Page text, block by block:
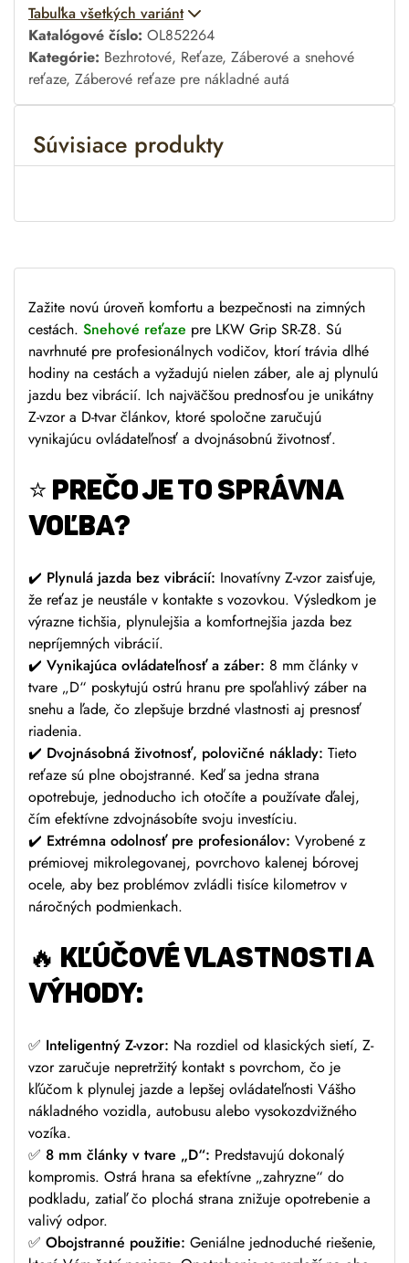
A
l
t
e
r
a
t
Tabuľka všetkých variánt
Katalógové číslo: OL852264
Kategórie: Bezhrotové, Reťaze, Záberové a snehové
reťaze, Záberové reťaze pre nákladné autá
Súvisiace produkty
Zažite novú úroveň komfortu a bezpečnosti na zimných
cestách. Snehové reťaze pre LKW Grip SR-Z8. Sú
navrhnuté pre profesionálnych vodičov, ktorí trávia dlhé
hodiny na cestách a vyžadujú nielen záber, ale aj plynulú
jazdu bez vibrácií. Ich najväčšou prednosťou je unikátny
Z-vzor a D-tvar článkov, ktoré spoločne zaručujú
vynikajúcu ovládateľnosť a dvojnásobnú životnosť.
⭐PREČO JE TO SPRÁVNA
VOĽBA?
✔️ Plynulá jazda bez vibrácií: Inovatívny Z-vzor zaisťuje,
že reťaz je neustále v kontakte s vozovkou. Výsledkom je
výrazne tichšia, plynulejšia a komfortnejšia jazda bez
nepríjemných vibrácií.
✔️ Vynikajúca ovládateľnosť a záber: 8 mm články v
tvare „D“ poskytujú ostrú hranu pre spoľahlivý záber na
snehu a ľade, čo zlepšuje brzdné vlastnosti aj presnosť
riadenia.
✔️ Dvojnásobná životnosť, polovičné náklady: Tieto
reťaze sú plne obojstranné. Keď sa jedna strana
opotrebuje, jednoducho ich otočíte a používate ďalej,
čím efektívne zdvojnásobíte svoju investíciu.
✔️ Extrémna odolnosť pre profesionálov: Vyrobené z
prémiovej mikrolegovanej, povrchovo kalenej bórovej
ocele, aby bez problémov zvládli tisíce kilometrov v
náročných podmienkach.
🔥 KĽÚČOVÉ VLASTNOSTI A
VÝHODY:
✅ Inteligentný Z-vzor: Na rozdiel od klasických sietí, Z-
vzor zaručuje nepretržitý kontakt s povrchom, čo je
kľúčom k plynulej jazde a lepšej ovládateľnosti Vášho
nákladného vozidla, autobusu alebo vysokozdvižného
vozíka.
✅ 8 mm články v tvare „D“: Predstavujú dokonalý
kompromis. Ostrá hrana sa efektívne „zahryzne“ do
podkladu, zatiaľ čo plochá strana znižuje opotrebenie a
valivý odpor.
✅ Obojstranné použitie: Geniálne jednoduché riešenie,